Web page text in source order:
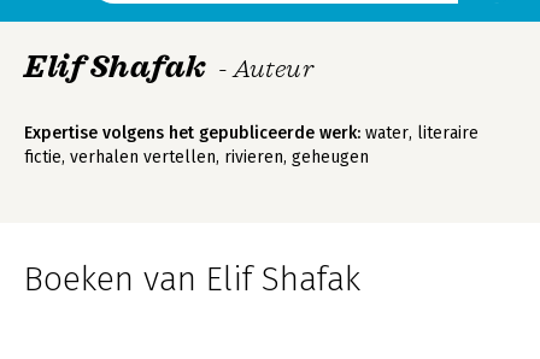
Elif Shafak - Auteur
Expertise volgens het gepubliceerde werk: water, literaire
fictie, verhalen vertellen, rivieren, geheugen
Boeken van Elif Shafak